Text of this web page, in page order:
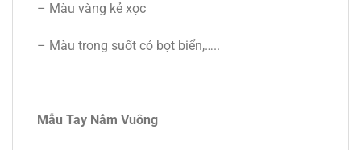
– Màu vàng kẻ xọc
– Màu trong suốt có bọt biển,…..
Mẫu Tay Nắm Vuông